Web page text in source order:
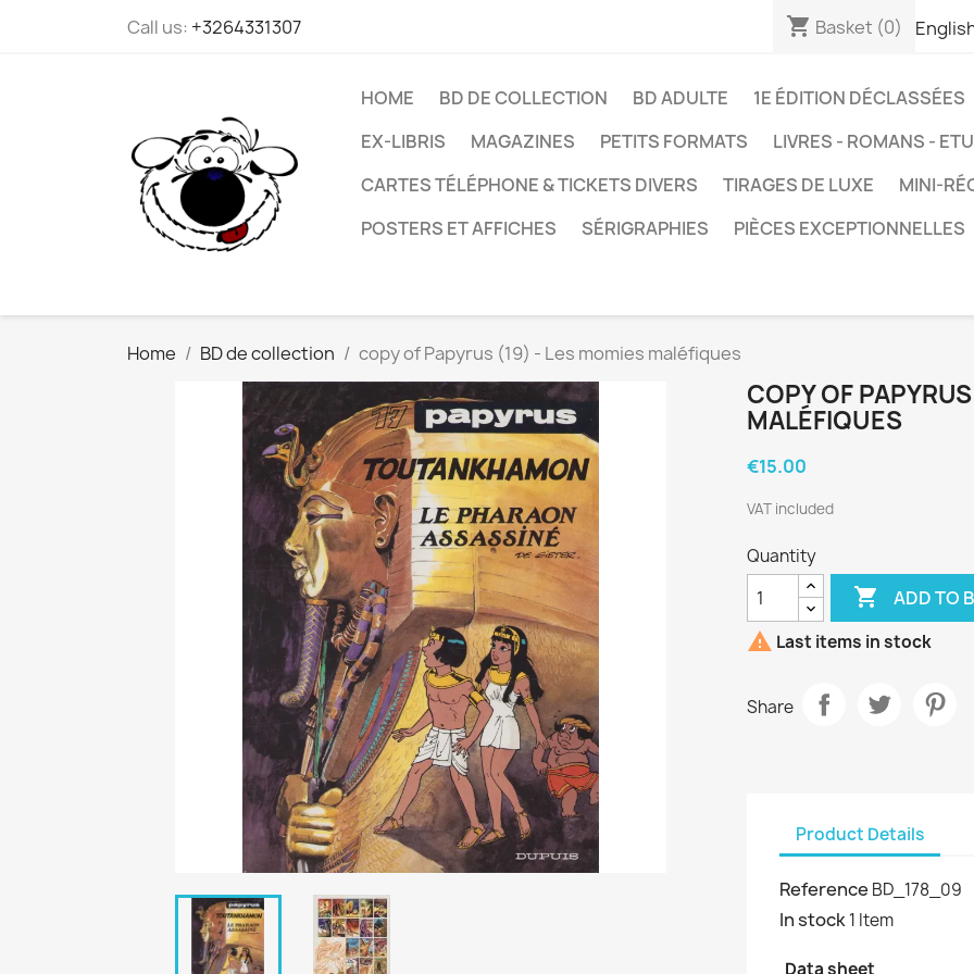
Call us: +3264331307 shopping_cart Basket (0)
HOME BD DE COLLECTION BD ADULTE 1E ÉDITION DÉCLASSÉES
EX-LIBRIS
MAGAZINES PETITS FORMATS LIVRES - ROMANS -
CARTES TÉLÉPHONE & TICKETS DIVERS
TIRAGES DE LUXE
MINI-
POSTERS ET AFFICHES
SÉRIGRAPHIES PIÈCES EXCEPTIONNELLES
Home BD de collection copy of Papyrus (19) - Les momies maléfiques
COPY OF
MALÉFIQUES
€15.00
VAT included
Quantity
 ADD TO
 Last items in stock
Share
Product Details
Reference BD_178_09
In stock1 Item
Data sheet